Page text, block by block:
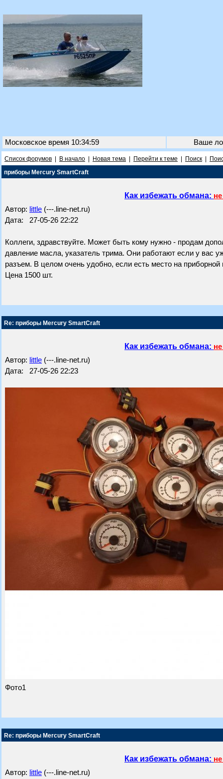
Московское время 10:34:59 Ваше
Список форумов В начало Новая тема Перейти к теме Поиск
приборы Mercury SmartCraft
Как избежать обмана:
Автор: little (---.line-net.ru)
Дата: 27-05-26 22:22
Коллеги, здравствуйте. Может быть кому нужно - продам
давление масла, указатель трима. Они работают если у вас
разъем. В целом очень удобно, если есть место на
Цена 1500 шт.
Re: приборы Mercury SmartCraft
Как избежать обмана:
Автор: little (---.line-net.ru)
Дата: 27-05-26 22:23
Фото1
Re: приборы Mercury SmartCraft
Как избежать обмана:
Автор: little (---.line-net.ru)